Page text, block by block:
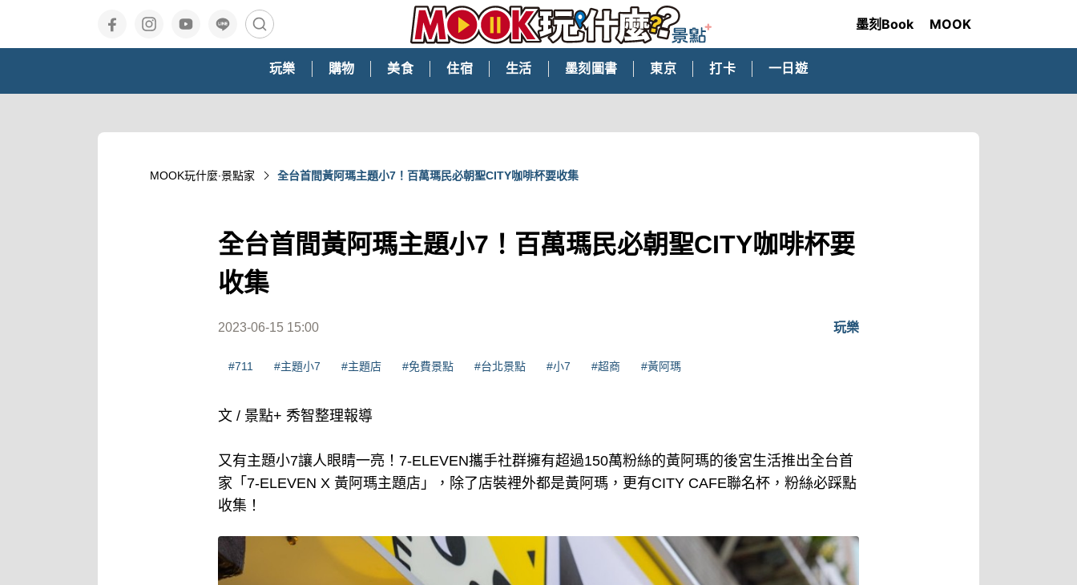
墨刻Book MOOK
玩樂 購物 美食 住宿 生活 墨刻圖書 東京 打卡 一日遊
MOOK玩什麼‧景點家 全台首間黃阿瑪主題小7！百萬瑪民必朝聖CITY咖啡杯要收集
全台首間黃阿瑪主題小7！百萬瑪民必朝聖CITY咖啡杯要
收集
2023-06-15 15:00 玩樂
#711 #主題小7 #主題店 #免費景點 #台北景點 #小7 #超商 #黃阿瑪
文 / 景點+ 秀智整理報導
又有主題小7讓人眼睛一亮！7-ELEVEN攜手社群擁有超過150萬粉絲的黃阿瑪的後宮生活推出全台首
家「7-ELEVEN X 黃阿瑪主題店」，除了店裝裡外都是黃阿瑪，更有CITY CAFE聯名杯，粉絲必踩點
收集！